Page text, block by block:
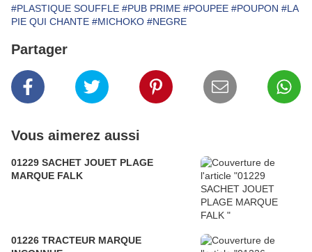
#PLASTIQUE SOUFFLE #PUB PRIME #POUPEE #POUPON #LA
PIE QUI CHANTE #MICHOKO #NEGRE
Partager
Vous aimerez aussi
01229 SACHET JOUET PLAGE
MARQUE FALK
01226 TRACTEUR MARQUE